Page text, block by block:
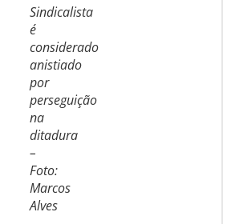
Sindicalista
é
considerado
anistiado
por
perseguição
na
ditadura
–
Foto:
Marcos
Alves